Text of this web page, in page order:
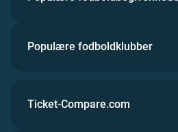
Populære fodboldklubber
Ticket-Compare.com